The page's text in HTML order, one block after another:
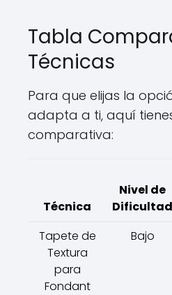
Tabla
Técnicas
Para que elijas la
adapta a ti, aquí
comparativa:
Técnica
Nivel de
Dificultad
Tapete de
Textura
para
Fondant
Bajo